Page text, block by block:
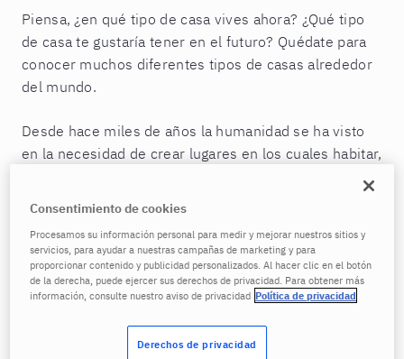
Piensa, ¿en qué tipo de casa vives ahora? ¿Qué tipo
de casa te gustaría tener en el futuro? Quédate para
conocer muchos diferentes tipos de casas alrededor
del mundo.
Desde hace miles de años la humanidad se ha visto
en la necesidad de crear lugares en los cuales habitar,
Hoy te hablaré de los nombres en inglés de
diferentes tipos de casas, además de un poco de
vocabulario en este idioma relacionado con bienes
de casas especiales alrededor del mundo.
Consentimiento de cookies
Procesamos su información personal para medir y mejorar nuestros sitios y
servicios, para ayudar a nuestras campañas de marketing y para
proporcionar contenido y publicidad personalizados. Al hacer clic en el botón
de la derecha, puede ejercer sus derechos de privacidad. Para obtener más
información, consulte nuestro aviso de privacidad Política de privacidad
Derechos de privacidad